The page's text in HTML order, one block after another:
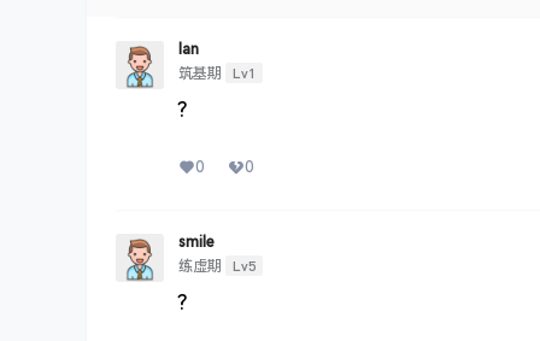
Ian
筑基期
Lv1
?
0 0
smile
练虚期
Lv5
?